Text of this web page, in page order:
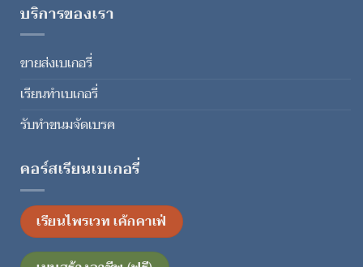
บริการของเรา
ขายส่งเบเกอรี่
เรียนทำเบเกอรี่
รับทำขนมจัดเบรค
คอร์สเรียนเบเกอรี่
เรียนไพรเวท เค้กคาเฟ่